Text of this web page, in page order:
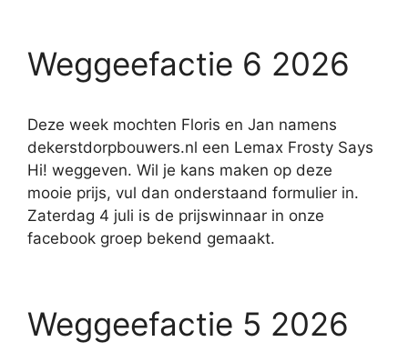
Weggeefactie 6 2026
Deze week mochten Floris en Jan namens
dekerstdorpbouwers.nl een Lemax Frosty Says
Hi! weggeven. Wil je kans maken op deze
mooie prijs, vul dan onderstaand formulier in.
Zaterdag 4 juli is de prijswinnaar in onze
facebook groep bekend gemaakt.
Weggeefactie 5 2026